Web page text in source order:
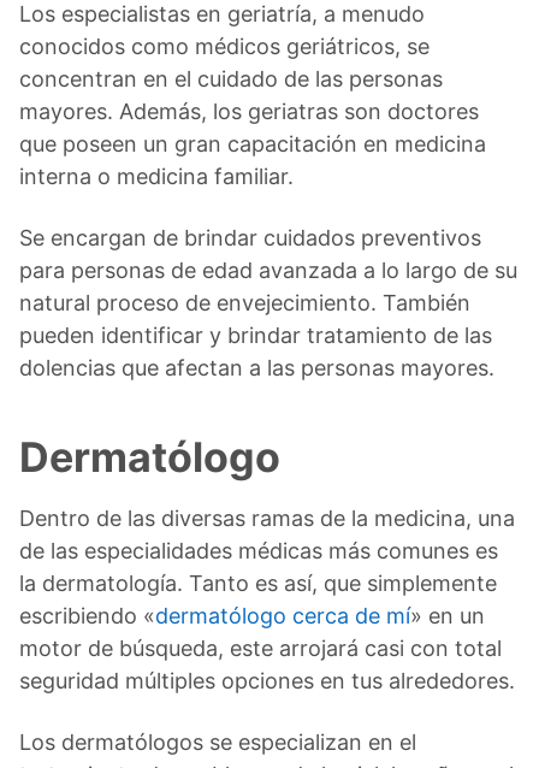
Los especialistas en geriatría, a menudo
conocidos como médicos geriátricos, se
concentran en el cuidado de las personas
mayores. Además, los geriatras son doctores
que poseen un gran capacitación en medicina
interna o medicina familiar.
Se encargan de brindar cuidados preventivos
para personas de edad avanzada a lo largo de su
natural proceso de envejecimiento. También
pueden identificar y brindar tratamiento de las
dolencias que afectan a las personas mayores.
Dermatólogo
Dentro de las diversas ramas de la medicina, una
de las especialidades médicas más comunes es
la dermatología. Tanto es así, que simplemente
escribiendo «dermatólogo cerca de mí» en un
motor de búsqueda, este arrojará casi con total
seguridad múltiples opciones en tus alrededores.
Los dermatólogos se especializan en el